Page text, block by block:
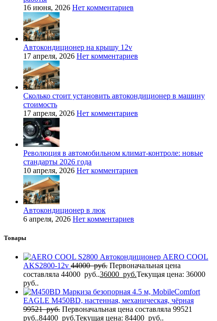
16 июня, 2026 Нет комментариев
Автокондиционер на крышу 12v
17 апреля, 2026 Нет комментариев
Сколько стоит установить автокондиционер в машину
стоимость
17 апреля, 2026 Нет комментариев
Революция в автомобильном климат-контроле: новые
стандарты 2026 года
10 апреля, 2026 Нет комментариев
Автокондиционер в люк
6 апреля, 2026 Нет комментариев
Товары
Автокондиционер AERO COOL
AKS2800-12v 44000руб. Первоначальная цена
составляла 44000 руб..36000 руб.Текущая цена: 36000
руб..
Маркиза безопорная 4.5 м, MobileComfort
EAGLE M450BD, настенная, механическая, чёрная
99521руб. Первоначальная цена составляла 99521
руб..84400 руб.Текущая цена: 84400 руб..